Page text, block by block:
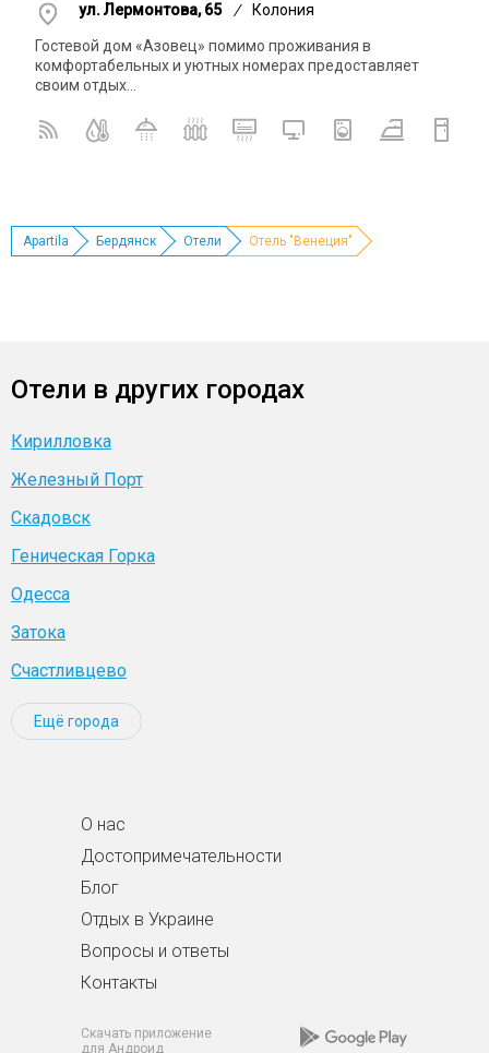
ул. Лермонтова, 65 / Колония
Гостевой дом «Азовец» помимо проживания в
комфортабельных и уютных номерах предоставляет
своим отдых...
Apartila Бердянск Отели Отель "Венеция"
Отели в других городах
Кирилловка
Железный Порт
Скадовск
Геническая Горка
Одесса
Затока
Счастливцево
Ещё города
О нас
Достопримечательности
Блог
Отдых в Украине
Вопросы и ответы
Контакты
Скачать приложение
для Андроид